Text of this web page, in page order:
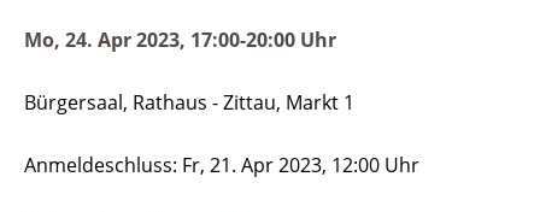
Mo, 24. Apr 2023, 17:00-20:00 Uhr
Bürgersaal, Rathaus - Zittau, Markt 1
Anmeldeschluss: Fr, 21. Apr 2023, 12:00 Uhr